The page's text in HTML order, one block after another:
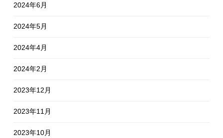
2024年6月
2024年5月
2024年4月
2024年2月
2023年12月
2023年11月
2023年10月